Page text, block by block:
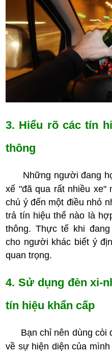
3. Hiểu rõ các tín
thông
Những người đang
xế "đã qua rất nhiều xe"
chú ý đến một điều nhỏ
trả tín hiệu thế nào là
thông. Thực tế khi
cho người khác biết ý
quan trọng.
4. Sử dụng đèn xi-
tín hiệu khẩn cấp
Bạn chỉ nên dùng còi
về sự hiện diện của